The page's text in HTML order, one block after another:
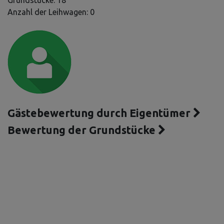
Anzahl der Leihwagen: 0
Gästebewertung durch Eigentümer
Bewertung der Grundstücke